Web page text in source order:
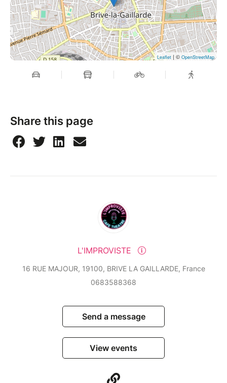
Leaflet | © OpenStreetMap
Share this page
L'IMPROVISTE
16 RUE MAJOUR, 19100, BRIVE LA GAILLARDE, France
0683588368
Send a message
View events